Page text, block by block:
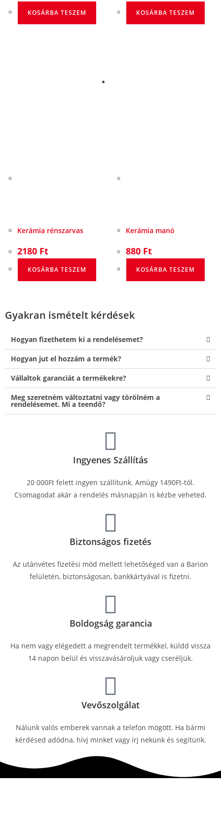
KOSÁRBA TESZEM KOSÁRBA TESZEM
Kerámia rénszarvas
2180 Ft
KOSÁRBA TESZEM
Kerámia manó
880 Ft
KOSÁRBA TESZEM
Gyakran ismételt kérdések
Hogyan fizethetem ki a rendelésemet?
Hogyan jut el hozzám a termék?
Vállaltok garanciát a termékekre?
Meg szeretném változtatni vagy törölném a
rendelésemet. Mi a teendő?
Ingyenes Szállítás
20 000Ft felett ingyen szállítunk. Amúgy 1490Ft-tól.
Csomagodat akár a rendelés másnapján is kézbe veheted.
Biztonságos fizetés
Az utánvétes fizetési mód mellett lehetőséged van a Barion
felületén, biztonságosan, bankkártyával is fizetni.
Boldogság garancia
Ha nem vagy elégedett a megrendelt termékkel, küldd vissza
14 napon belül és visszavásároljuk vagy cseréljük.
Vevőszolgálat
Nálunk valós emberek vannak a telefon mögött. Ha bármi
kérdésed adódna, hívj minket vagy írj nekünk és segítünk.